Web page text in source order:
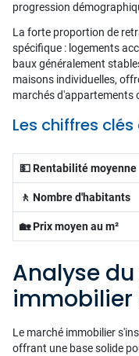
progression
La forte proportion de
spécifique : logements
baux généralement
maisons individuelles,
marchés d'appartements
Les chiffres
💵 Rentabilité moyenne
🚶 Nombre d'habitants
🏡 Prix moyen au m²
Analyse
immobilier
Le marché immobilier
offrant une base solide